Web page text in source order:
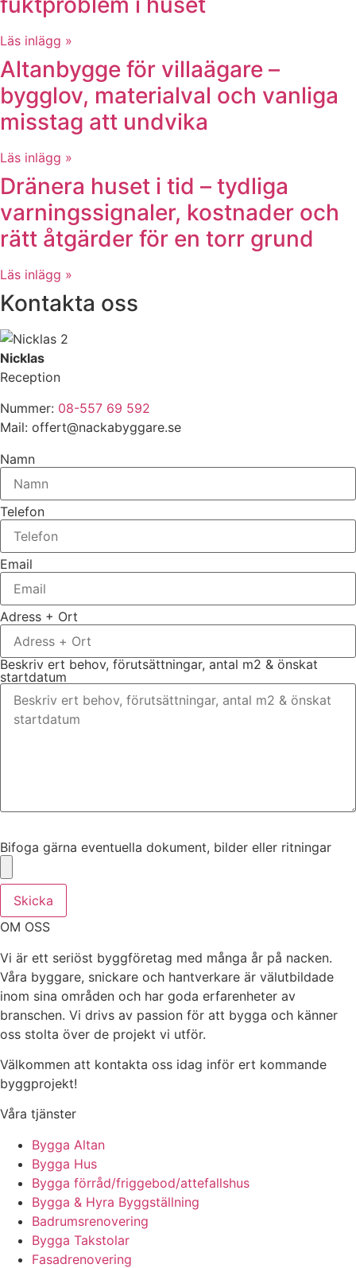
Läs inlägg »
Altanbygge för villaägare –
bygglov, materialval och vanliga
misstag att undvika
Läs inlägg »
Dränera huset i tid – tydliga
varningssignaler, kostnader och
rätt åtgärder för en torr grund
Läs inlägg »
Kontakta oss
Nicklas
Reception
Nummer: 08-557 69 592
Mail: offert@nackabyggare.se
Namn
Telefon
Email
Adress + Ort
Beskriv ert behov, förutsättningar, antal m2 & önskat
startdatum
Bifoga gärna eventuella dokument, bilder eller ritningar
Skicka
OM OSS
Vi är ett seriöst byggföretag med många år på nacken.
Våra byggare, snickare och hantverkare är välutbildade
inom sina områden och har goda erfarenheter av
branschen. Vi drivs av passion för att bygga och känner
oss stolta över de projekt vi utför.
Välkommen att kontakta oss idag inför ert kommande
byggprojekt!
Våra tjänster
Bygga Altan
Bygga Hus
Bygga förråd/friggebod/attefallshus
Bygga & Hyra Byggställning
Badrumsrenovering
Bygga Takstolar
Fasadrenovering